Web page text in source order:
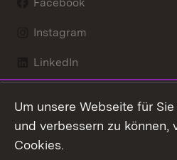
Instagram
LinkedIn
X / Twitter
Youtube
Um unsere Webseite für
und verbessern zu können,
Cookies.